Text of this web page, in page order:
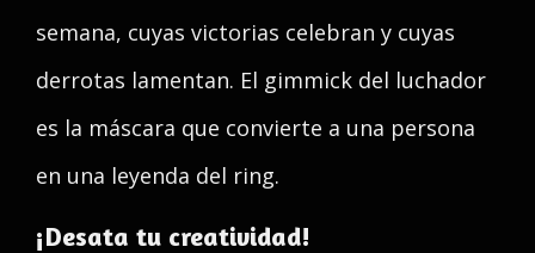
semana, cuyas victorias celebran y cuyas
derrotas lamentan. El gimmick del luchador
es la máscara que convierte a una persona
en una leyenda del ring.
¡Desata tu creatividad!